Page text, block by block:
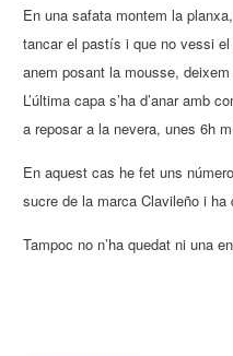
En una safata montem la
tancar el pastís i que no vessi
anem posant la mousse,
L’última capa s’ha d’anar amb
a reposar a la nevera, unes 6h
En aquest cas he fet uns
sucre de la marca Clavileño i ha
Tampoc no n’ha quedat ni una